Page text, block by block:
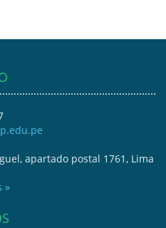
apartado postal 1761, Lima
»